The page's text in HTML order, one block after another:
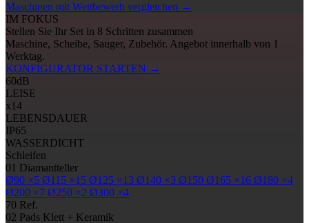
Maschinen mit Wettbewerb vergleichen →
IM FOKUS
Stellen Sie Ihr Set in 8 Schritten zusammen
Maschine, Scheibe, Sauger, Zubehör. Angebot innerhalb von 1
Werktag.
KONFIGURATOR STARTEN →
60dB
LEISE
x14
LEBENSDAUER
IP65
WASSERDICHT
Schleifen
01 Diamantteller
Ø90 ×5 Ø115 ×15 Ø125 ×13 Ø140 ×3 Ø150 Ø165 ×16 Ø180 ×4
Ø200 ×7 Ø250 ×2 Ø300 ×4
70 Ref.
02 Pads Klett + Keramik